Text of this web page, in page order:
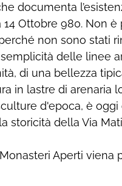
documenta
Ottobre 980. Non è
non sono stati
delle linee
di una bellezza
in lastre di arenaria
d'epoca, è
storicità della Via
Aperti viena